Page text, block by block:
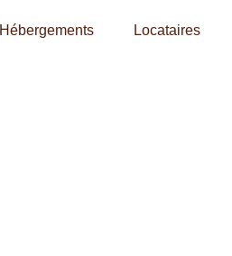
Hébergements Locataires